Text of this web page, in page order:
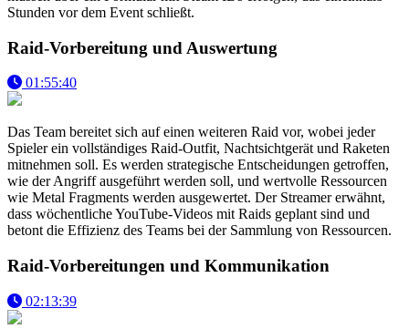
Stunden vor dem Event schließt.
Raid-Vorbereitung und Auswertung
01:55:40
Das Team bereitet sich auf einen weiteren Raid vor, wobei jeder
Spieler ein vollständiges Raid-Outfit, Nachtsichtgerät und Raketen
mitnehmen soll. Es werden strategische Entscheidungen getroffen,
wie der Angriff ausgeführt werden soll, und wertvolle Ressourcen
wie Metal Fragments werden ausgewertet. Der Streamer erwähnt,
dass wöchentliche YouTube-Videos mit Raids geplant sind und
betont die Effizienz des Teams bei der Sammlung von Ressourcen.
Raid-Vorbereitungen und Kommunikation
02:13:39